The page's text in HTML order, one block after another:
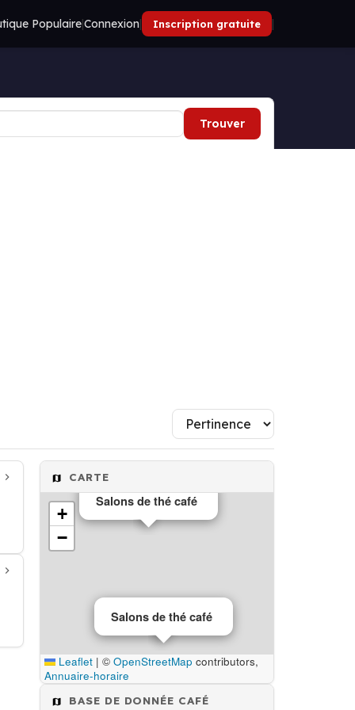
Populaire|Connexion| Inscription gratuite |
Trouver
CARTE
Salons de thé café
Salons de thé café
+
−
Leaflet | © OpenStreetMap contributors,
Annuaire-horaire
BASE DE DONNÉE CAFÉ